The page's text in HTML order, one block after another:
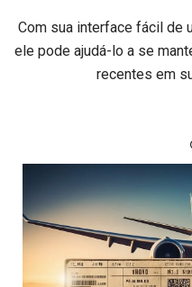
Com sua interface fácil de
ele pode ajudá-lo a se
recentes em